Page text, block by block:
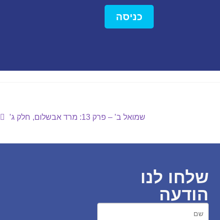
כניסה
שמואל ב’ – פרק 13: מרד אבשלום, חלק ג’
שלחו לנו
הודעה